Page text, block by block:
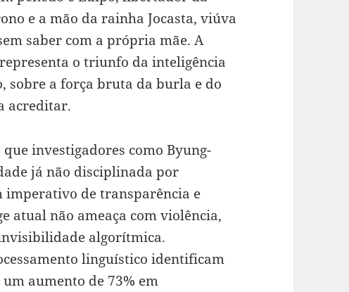
e a mão da rainha Jocasta, viúva
saber com a própria mãe. A
o triunfo da inteligência
sobre a força bruta da burla e do
acreditar.
investigadores como Byung-
já não disciplinada por
imperativo de transparência e
atual não ameaça com violência,
algorítmica.
linguístico identificam
aumento de 73% em